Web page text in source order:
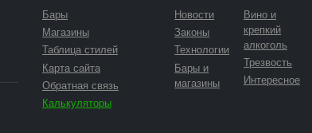
Бары
Магазины
Таблица стилей
Карта сайта
Обратная связь
Калькуляторы
Новости
Законы
Технологии
Бары и
магазины
Вино и
крепкий
алкоголь
Трезвость
Интересное